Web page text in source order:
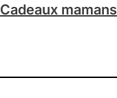
Cadeaux mamans